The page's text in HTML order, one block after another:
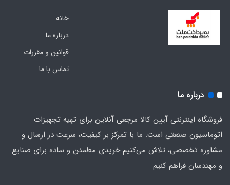
خانه
درباره ما
قوانین و مقررات
تماس با ما
درباره ما
فروشگاه اینترنتی آیین کالا مرجعی آنلاین برای تهیه تجهیزات
اتوماسیون صنعتی است. ما با تمرکز بر کیفیت، سرعت در ارسال و
مشاوره تخصصی، تلاش می‌کنیم خریدی مطمئن و ساده برای صنایع
و مهندسان فراهم کنیم